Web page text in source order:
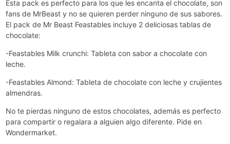
Esta pack es perfecto para los que les encanta el chocolate, son
fans de MrBeast y no se quieren perder ninguno de sus sabores.
El pack de Mr Beast Feastables incluye 2 deliciosas tablas de
chocolate:
-Feastables Milk crunchi: Tableta con sabor a chocolate con
leche.
-Feastables Almond: Tableta de chocolate con leche y crujientes
almendras.
No te pierdas ninguno de estos chocolates, además es perfecto
para compartir o regalara a alguien algo diferente. Pide en
Wondermarket.